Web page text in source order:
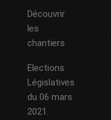
Découvrir
les
chantiers
Elections
Législatives
du 06 mars
2021.